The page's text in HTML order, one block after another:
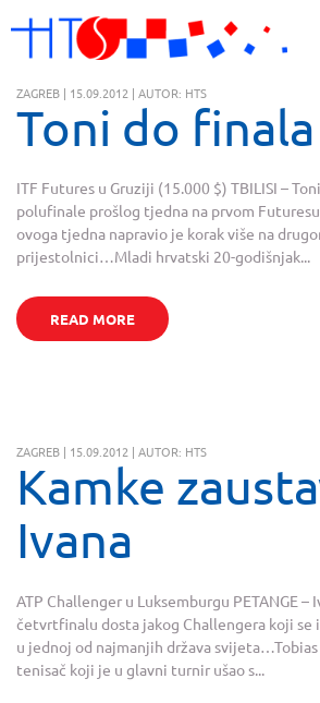
ZAGREB | 15.09.2012 | AUTOR: HTS
Toni do finala
ITF Futures u Gruziji (15.000 $) TBILISI –
polufinale prošlog tjedna na prvom
ovoga tjedna napravio je korak više na
prijestolnici…Mladi hrvatski 20-godišnjak...
READ MORE
ZAGREB | 15.09.2012 | AUTOR: HTS
Kamke
Ivana
ATP Challenger u Luksemburgu PETANGE
četvrtfinalu dosta jakog Challengera koji se
u jednoj od najmanjih država
tenisač koji je u glavni turnir ušao s...